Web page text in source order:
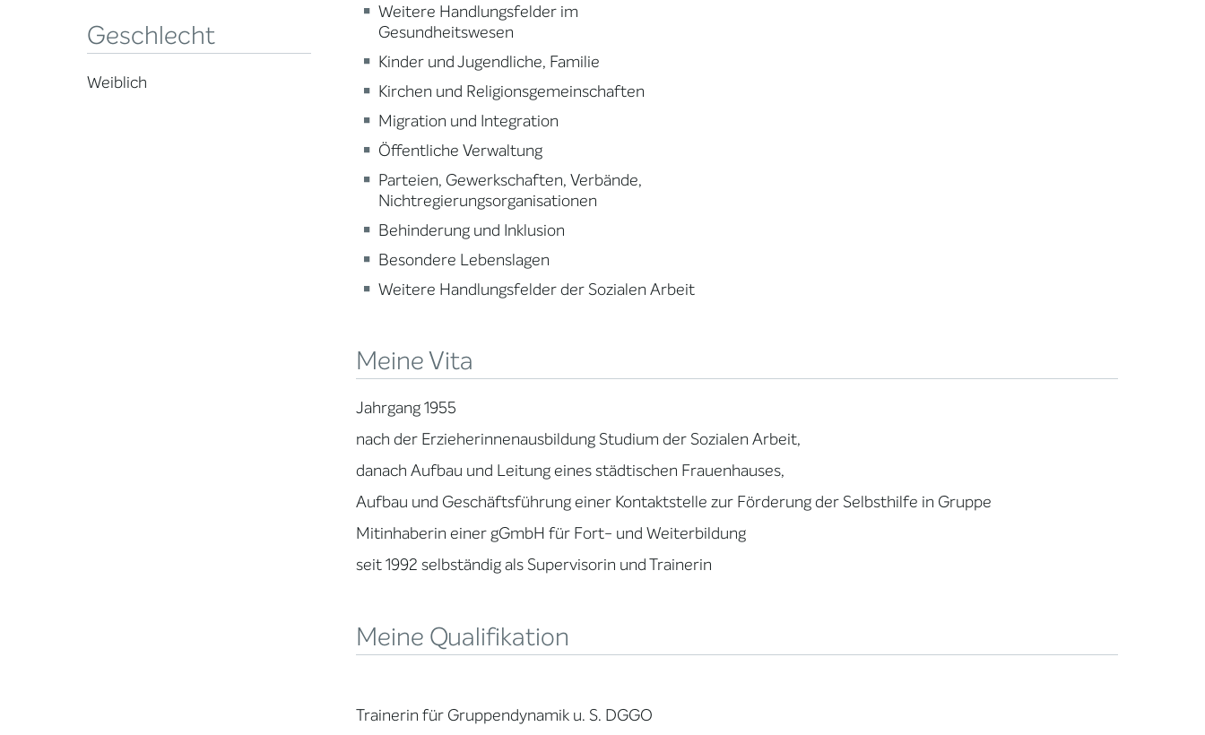
Geschlecht
Weiblich
Weitere Handlungsfelder im
Gesundheitswesen
Kinder und Jugendliche, Familie
Kirchen und Religionsgemeinschaften
Migration und Integration
Öffentliche Verwaltung
Parteien, Gewerkschaften, Verbände,
Nichtregierungsorganisationen
Behinderung und Inklusion
Besondere Lebenslagen
Weitere Handlungsfelder der Sozialen Arbeit
Meine Vita
Jahrgang 1955
nach der Erzieherinnenausbildung Studium der Sozialen Arbeit,
danach Aufbau und Leitung eines städtischen Frauenhauses,
Aufbau und Geschäftsführung einer Kontaktstelle zur Förderung der Selbsthilfe in Gruppe
Mitinhaberin einer gGmbH für Fort- und Weiterbildung
seit 1992 selbständig als Supervisorin und Trainerin
Meine Qualifikation
Trainerin für Gruppendynamik u. S. DGGO